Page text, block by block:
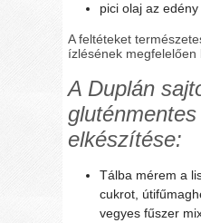
pici olaj az
A feltéteket
ízlésének megfelelően
A Duplán
elkészítése:
Tálba mérem a
cukrot,
vegyes fűszer